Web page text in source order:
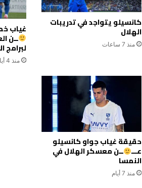
كانسيلو يتواجد في تدريبات
الهلال
منذ 7 ساعات
غياب
ــن
لبرامج
منذ 4 أيام
حقيقة غياب جواو كانسيلو
عـــ ــن معسكر الهلال في
النمسا
منذ 7 أيام